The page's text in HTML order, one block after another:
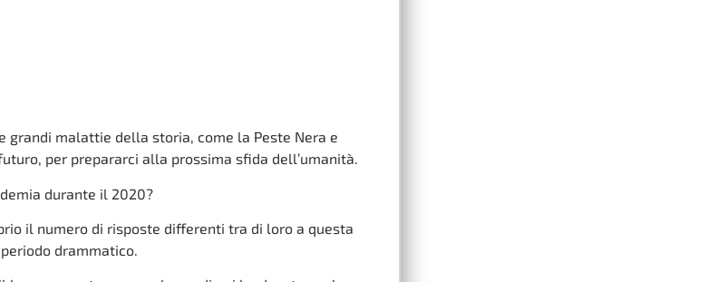
grandi malattie della storia, come la Peste Nera e
per prepararci alla prossima sfida dell’umanità.
durante il 2020?
il numero di risposte differenti tra di loro a questa
drammatico.